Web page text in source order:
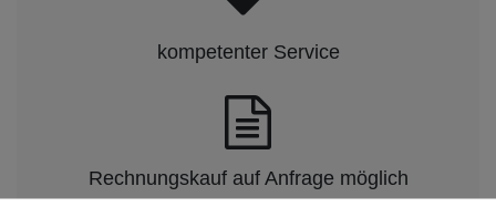
kompetenter Service
Rechnungskauf auf Anfrage möglich